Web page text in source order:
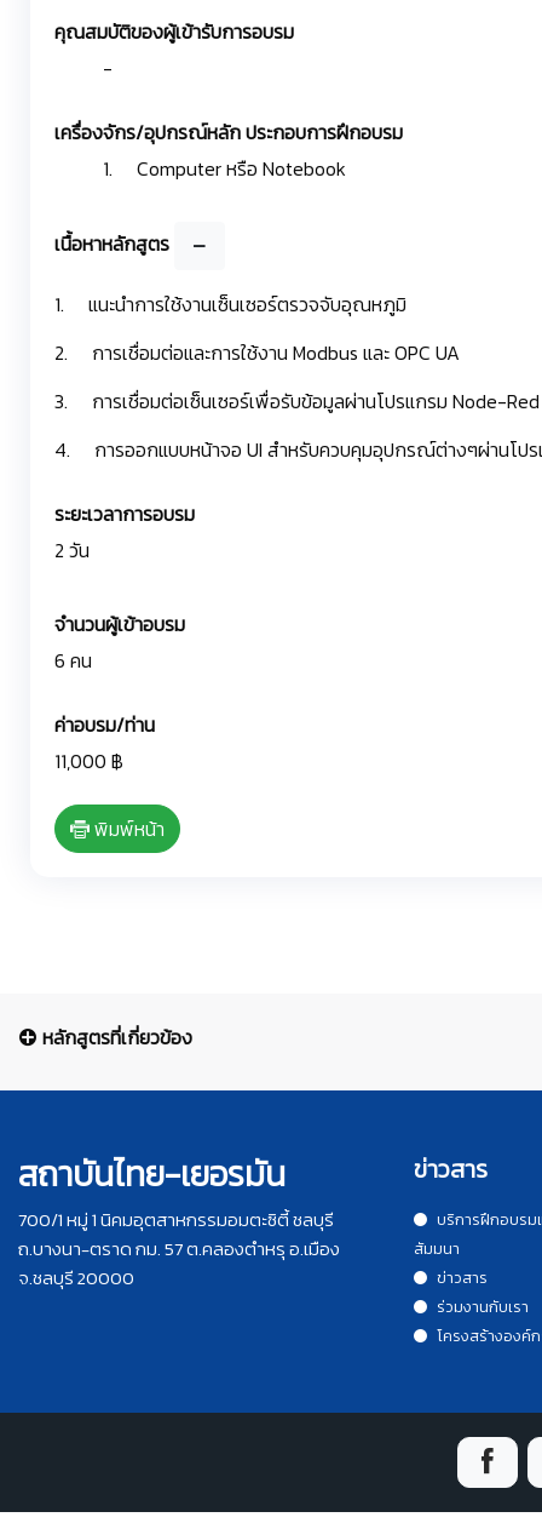
คุณสมบัติของผู้เข้ารับการอบรม
-
เครื่องจักร/อุปกรณ์หลัก ประกอบการฝึกอบรม
1. Computer หรือ Notebook
เนื้อหาหลักสูตร
1. แนะนำการใช้งานเซ็นเซอร์ตรวจจับอุณหภูมิ
2. การเชื่อมต่อและการใช้งาน Modbus และ OPC UA
3. การเชื่อมต่อเซ็นเซอร์เพื่อรับข้อมูลผ่านโปรแกรม Node-Red
4. การออกแบบหน้าจอ UI สำหรับควบคุมอุปกรณ์ต่างๆผ่านโป
ระยะเวลาการอบรม
2 วัน
จำนวนผู้เข้าอบรม
6 คน
ค่าอบรม/ท่าน
11,000 ฿
พิมพ์หน้า
หลักสูตรที่เกี่ยวข้อง
สถาบันไทย-เยอรมัน
700/1 หมู่ 1 นิคมอุตสาหกรรมอมตะซิตี้ ชลบุรี
ถ.บางนา-ตราด กม. 57 ต.คลองตำหรุ อ.เมือง
จ.ชลบุรี 20000
ข่าวสาร
บริการฝึกอบรม
สัมมนา
ข่าวสาร
ร่วมงานกับเรา
โครงสร้างองค์